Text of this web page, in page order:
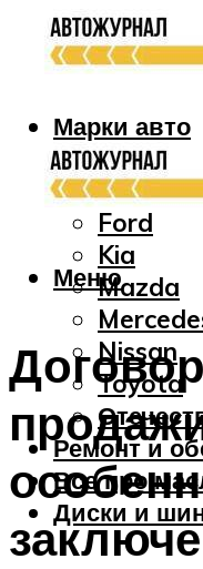
Марки авто
Audi
Bmw
Ford
Kia
Mazda
Nissan
Toyota
Ремонт и
Все про
Диски и
Меню